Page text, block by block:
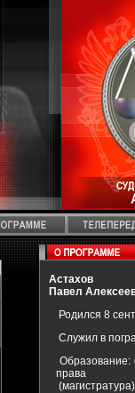
Астахов
Павел
Родился 8
Служил в
права